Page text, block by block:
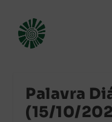
Palavra
(15/10/